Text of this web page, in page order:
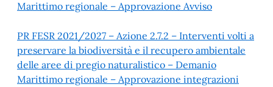
Marittimo regionale – Approvazione Avviso
PR FESR 2021/2027 – Azione 2.7.2 – Interventi volti a
preservare la biodiversità e il recupero ambientale
delle aree di pregio naturalistico – Demanio
Marittimo regionale – Approvazione integrazioni